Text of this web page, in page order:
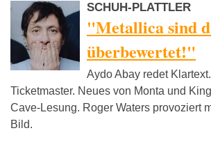
SCHUH-PLATTLER
"Metallica sind
überbewertet!"
Aydo Abay redet
Ticketmaster. Neues von Monta und
Cave-Lesung. Roger Waters provoziert
Bild.